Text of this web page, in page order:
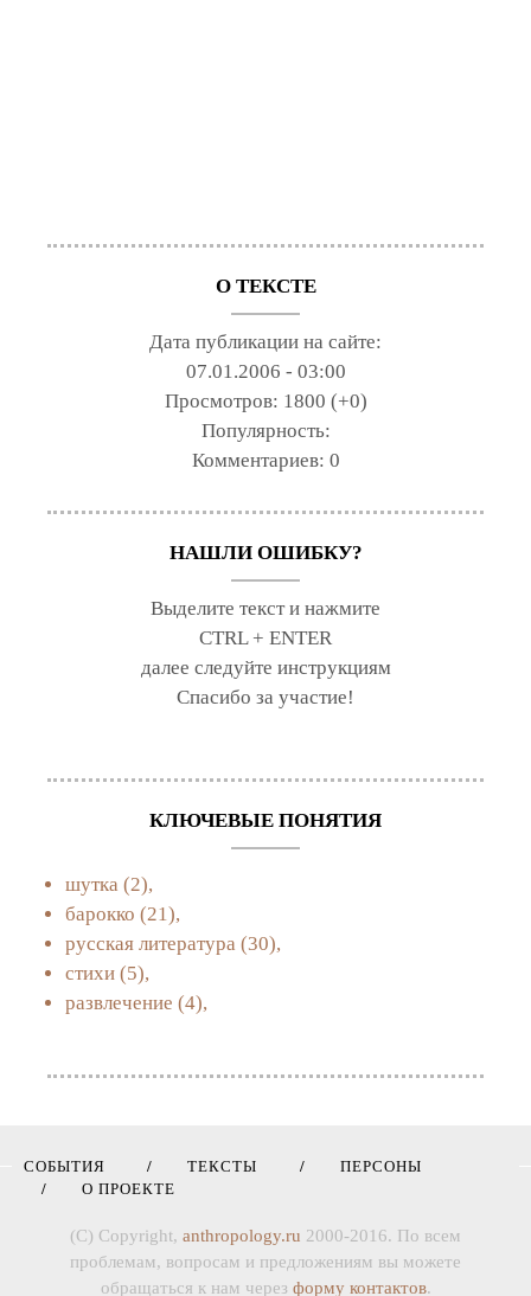
О ТЕКСТЕ
Дата публикации на сайте:
07.01.2006 - 03:00
Просмотров: 1800 (+0)
Популярность:
Комментариев: 0
НАШЛИ ОШИБКУ?
Выделите текст и нажмите
CTRL + ENTER
далее следуйте инструкциям
Спасибо за участие!
КЛЮЧЕВЫЕ ПОНЯТИЯ
шутка (2),
барокко (21),
русская литература (30),
стихи (5),
развлечение (4),
СОБЫТИЯ ТЕКСТЫ
ПЕРСОНЫ
О ПРОЕКТЕ
(C) Copyright, anthropology.ru 2000-2016. По всем
проблемам, вопросам и предложениям вы можете
обращаться к нам через форму контактов.